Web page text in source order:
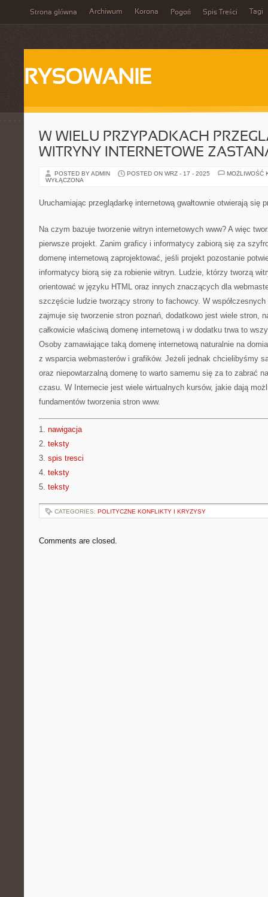
Strona główna Archiwum Korona Pogoń Spis Treści Tagi
RYSOWANIE
W WIELU PRZYPADKACH
WITRYNY INTERNETOWE
POSTED BY ADMIN POSTED ON WRZ - 17 - 2025
MOŻLIWOŚĆ
WYŁĄCZONA
Uruchamiając przeglądarkę internetową gwałtownie otwierają się
Na czym bazuje tworzenie witryn internetowych www? A więc
pierwsze projekt. Zanim graficy i informatycy zabiorą się za
domenę internetową zaprojektować, jeśli projekt pozostanie
informatycy biorą się za robienie witryn. Ludzie, którzy tworzą
orientować w języku HTML oraz innych znaczących dla
szczęście ludzie tworzący strony to fachowcy. W
zajmuje się tworzenie stron poznań, dodatkowo jest wiele stron,
całkowicie właściwą domenę internetową i w dodatku trwa to
Osoby zamawiające taką domenę internetową naturalnie na
z wsparcia webmasterów i grafików. Jeżeli jednak chcielibyśmy
oraz niepowtarzalną domenę to warto samemu się za to zabrać
czasu. W Internecie jest wiele wirtualnych kursów, jakie dają
fundamentów tworzenia stron www.
1. nawigacja
2. teksty
3. spis tresci
4. teksty
5. teksty
CATEGORIES: POLITYCZNE KONFLIKTY I KRYZYSY
Comments are closed.